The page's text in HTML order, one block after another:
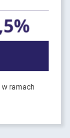
w ramach